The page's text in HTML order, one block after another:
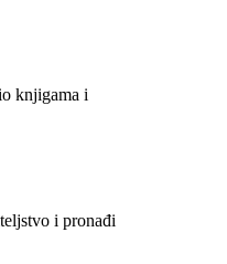
knjigama i
i pronađi